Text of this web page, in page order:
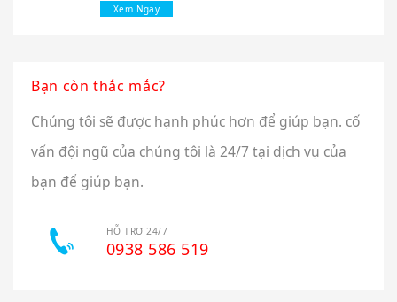
Xem Ngay
Bạn còn thắc mắc?
Chúng tôi sẽ được hạnh phúc hơn để giúp bạn. cố
vấn đội ngũ của chúng tôi là 24/7 tại dịch vụ của
bạn để giúp bạn.
HỖ TRỢ 24/7
0938 586 519